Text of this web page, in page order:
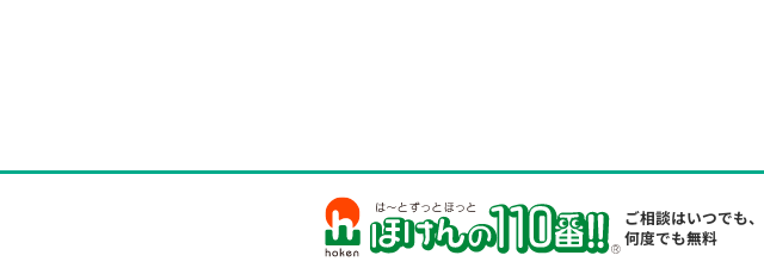
ご相談はいつでも、
何度でも無料